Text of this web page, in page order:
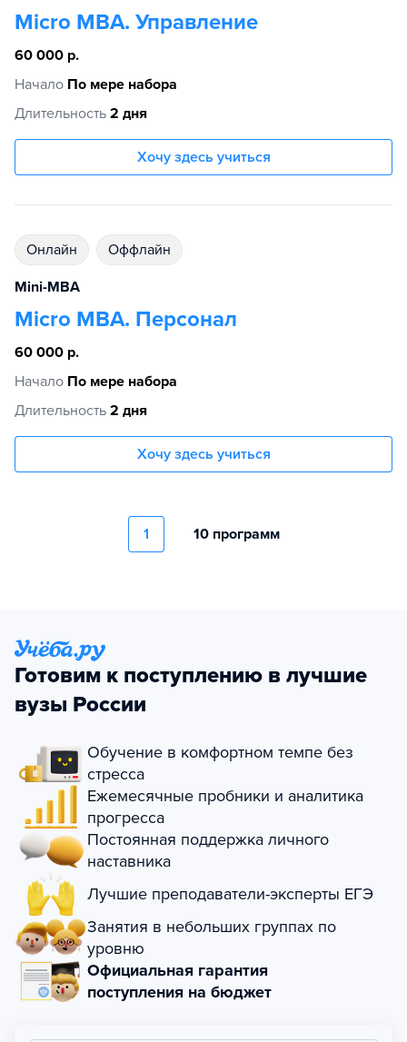
Micro MBA. Управление
60 000 р.
Начало По мере набора
Длительность 2 дня
Хочу здесь учиться
Онлайн Оффлайн
Mini-MBA
Micro MBA. Персонал
60 000 р.
Начало По мере набора
Длительность 2 дня
Хочу здесь учиться
1 10 программ
Готовим к поступлению в лучшие
вузы России
Обучение в комфортном темпе без
стресса
Ежемесячные пробники и аналитика
прогресса
Постоянная поддержка личного
наставника
Лучшие преподаватели-эксперты ЕГЭ
Занятия в небольших группах по
уровню
Официальная гарантия
поступления на бюджет